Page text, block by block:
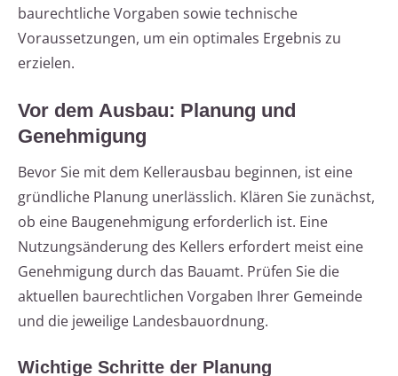
baurechtliche Vorgaben sowie technische
Voraussetzungen, um ein optimales Ergebnis zu
erzielen.
Vor dem Ausbau: Planung und
Genehmigung
Bevor Sie mit dem Kellerausbau beginnen, ist eine
gründliche Planung unerlässlich. Klären Sie zunächst,
ob eine Baugenehmigung erforderlich ist. Eine
Nutzungsänderung des Kellers erfordert meist eine
Genehmigung durch das Bauamt. Prüfen Sie die
aktuellen baurechtlichen Vorgaben Ihrer Gemeinde
und die jeweilige Landesbauordnung.
Wichtige Schritte der Planung